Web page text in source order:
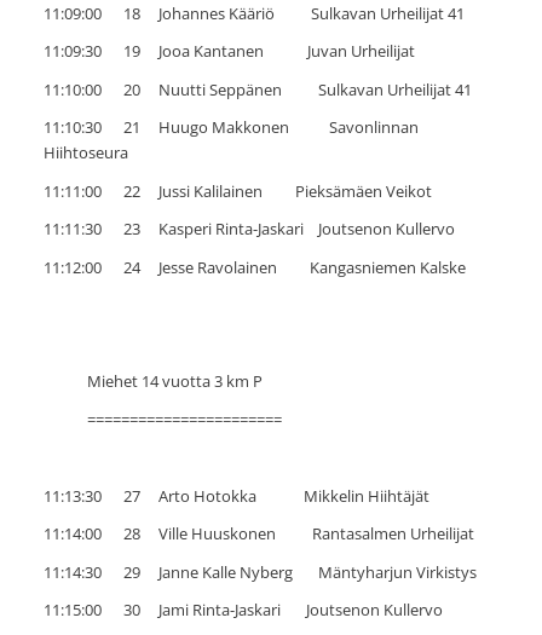
11:09:00 18 Johannes Kääriö Sulkavan Urheilijat 41
11:09:30 19 Jooa Kantanen Juvan Urheilijat
11:10:00 20 Nuutti Seppänen Sulkavan Urheilijat 41
11:10:30 21 Huugo Makkonen Savonlinnan
Hiihtoseura
11:11:00 22 Jussi Kalilainen Pieksämäen Veikot
11:11:30 23 Kasperi Rinta-Jaskari Joutsenon Kullervo
11:12:00 24 Jesse Ravolainen Kangasniemen Kalske
Miehet 14 vuotta 3 km P
=======================
11:13:30 27 Arto Hotokka Mikkelin Hiihtäjät
11:14:00 28 Ville Huuskonen Rantasalmen Urheilijat
11:14:30 29 Janne Kalle Nyberg Mäntyharjun Virkistys
11:15:00 30 Jami Rinta-Jaskari Joutsenon Kullervo